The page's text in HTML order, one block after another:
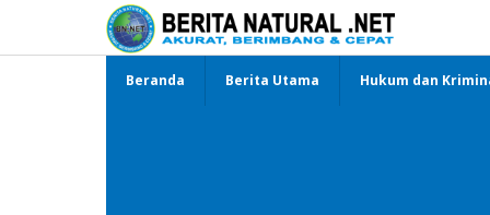
Beranda Berita Utama Hukum dan